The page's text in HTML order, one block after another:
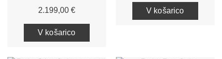
2.199,00 €Cena
V košarico
V košarico